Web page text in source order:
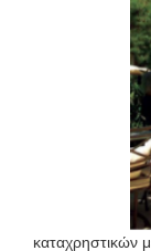
καταχρηστικών